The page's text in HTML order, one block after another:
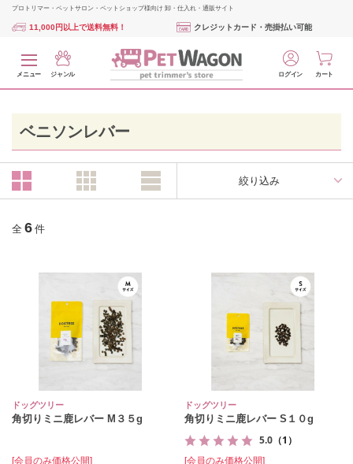
プロトリマー・ペットサロン・ペットショップ様向け 卸・仕入れ・通販サイト
11,000円以上で送料無料！ クレジットカード・売掛払い可能
メニュー ジャンル ログイン カート
ベニソンレバー
絞り込み
全 6 件
ドッグツリー
角切りミニ鹿レバー M３５g
[会員のみ価格公開]
ドッグツリー
角切りミニ鹿レバー S１０g
5.0 （1）
[会員のみ価格公開]